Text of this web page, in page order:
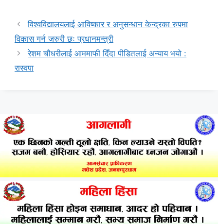
विश्वविद्यालयलाई आविष्कार र अनुसन्धान केन्द्रका रुपमा
विकास गर्न जरुरी छः प्रधानमन्त्री
रेशम चौधरीलाई आममाफी दिँदा पीडितलाई अन्याय भयो :
रास्वपा